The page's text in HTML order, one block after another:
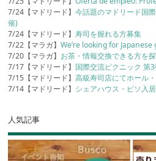
7/24【マドリード】今話題のマドリード国
催)
7/24【マドリード】寿司を握れる方募集
7/22【マラガ】We’re looking for
7/20【マラガ】 お茶・情報交換できる方を
7/17【マドリード】 国際交流ピクニック 第
7/15【マドリード】高級寿司店にてホール
7/14【マドリード】 シェアハウス・ピソ入
人気記事